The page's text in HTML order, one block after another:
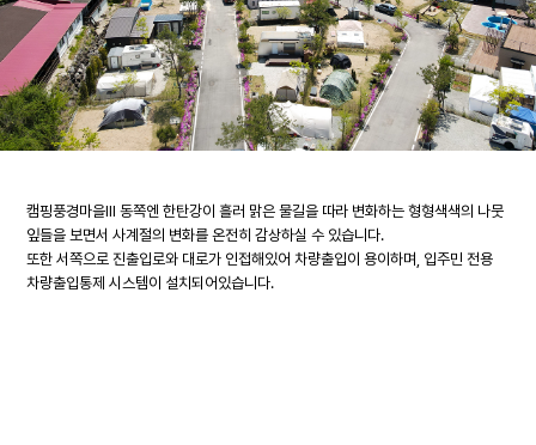
캠핑풍경마을Ⅲ 동쪽엔 한탄강이 흘러 맑은 물길을 따라 변화하는 형형색색의 나뭇
잎들을 보면서 사계절의 변화를 온전히 감상하실 수 있습니다.
또한 서쪽으로 진출입로와 대로가 인접해있어 차량출입이 용이하며, 입주민 전용
차량출입통제 시스템이 설치되어있습니다.